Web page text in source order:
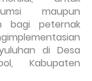
maupun
bagi peternak
di Desa
Kabupaten